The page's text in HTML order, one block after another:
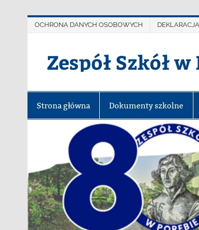
OCHRONA DANYCH OSOBOWYCH
Zespół Szkół
Strona główna Dokumenty szkolne